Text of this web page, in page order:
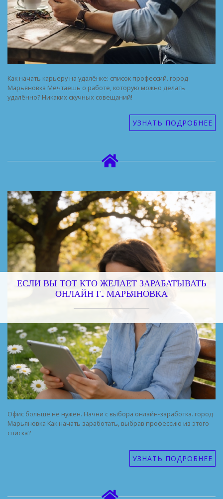
Как начать карьеру на удалёнке: список профессий. город
Марьяновка Мечтаешь о работе, которую можно делать
удалённо? Никаких скучных совещаний!
УЗНАТЬ ПОДРОБНЕЕ
ЕСЛИ ВЫ ТОТ КТО ЖЕЛАЕТ ЗАРАБАТЫВАТЬ
ОНЛАЙН Г. МАРЬЯНОВКА
Офис больше не нужен. Начни с выбора онлайн-заработка. город
Марьяновка Как начать заработать, выбрав профессию из этого
списка?
УЗНАТЬ ПОДРОБНЕЕ